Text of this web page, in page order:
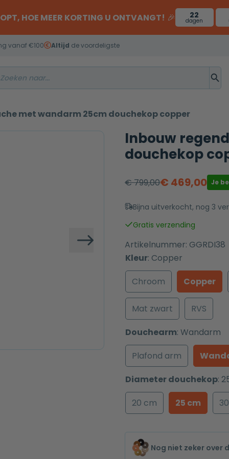
HOE MEER KORTING U ONTVANGT! 🎉 22
dagen
vanaf €100 Altijd de voordeligste
met wandarm 25cm douchekop copper
Volgende
Inbouw
douchekop
€799,00
Oorspronkelijke
prijs
was:
€ 799,00.
€ 469,00
Huidige
prijs
is:
€ 469,00.
Je
Bijna uitverkocht, nog 3
Gratis verzending
Artikelnummer: GGRDI38
Kleur: Copper
Chroom
Copper
Mat zwart
RVS
Douchearm: Wandarm
Plafond arm
Diameter douchekop:
20 cm
25 cm
Nog niet zeker over